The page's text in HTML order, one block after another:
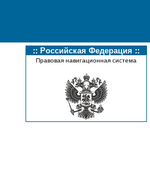
:: Российская Федерация ::
Правовая навигационная система